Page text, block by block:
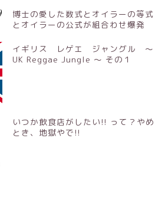
博士の愛した数式とオイラーの等式
とオイラーの公式が組合わせ爆発
イギリス レゲエ ジャングル ～
UK Reggae Jungle ～ その１
いつか飲食店がしたい!! って？やめ
とき、地獄やで!!